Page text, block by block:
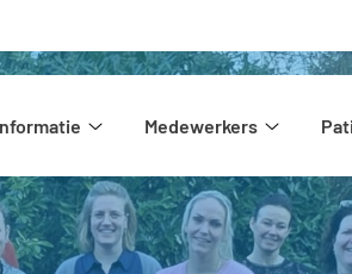
Medewerkers